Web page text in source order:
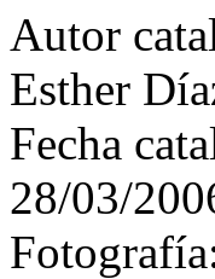
Autor
Esther
Fecha
28/03/